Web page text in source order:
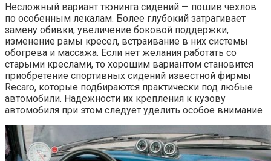
Несложный вариант тюнинга сидений — пошив чехлов
по особенным лекалам. Более глубокий затрагивает
замену обивки, увеличение боковой поддержки,
изменение рамы кресел, встраивание в них системы
обогрева и массажа. Если нет желания работать со
старыми креслами, то хорошим вариантом становится
приобретение спортивных сидений известной фирмы
Recaro, которые подбираются практически под любые
автомобили. Надежности их крепления к кузову
автомобиля при этом следует уделить особое внимание